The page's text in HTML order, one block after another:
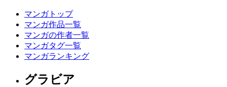
マンガトップ
マンガ作品一覧
マンガの作者一覧
マンガタグ一覧
マンガランキング
グラビア